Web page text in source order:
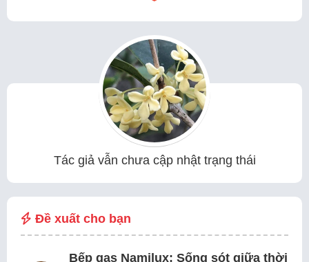
Tác giả vẫn chưa cập nhật trạng thái
Đề xuất cho bạn
Bếp gas Namilux: Sống sót giữa thời